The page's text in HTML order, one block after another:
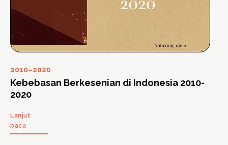
2010–2020
Kebebasan Berkesenian di Indonesia 2010-
2020
Lanjut
baca